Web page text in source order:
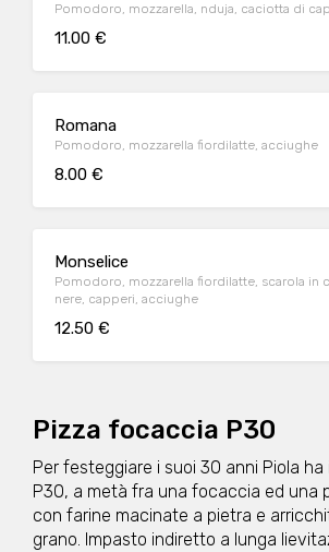
Pomodoro, mozzarella, nduja, caciotta di
11.00 €
Romana
Pomodoro, mozzarella fiordilatte, acciughe
8.00 €
Monselice
Pomodoro, mozzarella fiordilatte, scarola in
nere, capperi, acciughe
12.50 €
Pizza focaccia P30
Per festeggiare i suoi 30 anni Piola
P30, a metà fra una focaccia ed una
con farine macinate a pietra e
grano. Impasto indiretto a lunga